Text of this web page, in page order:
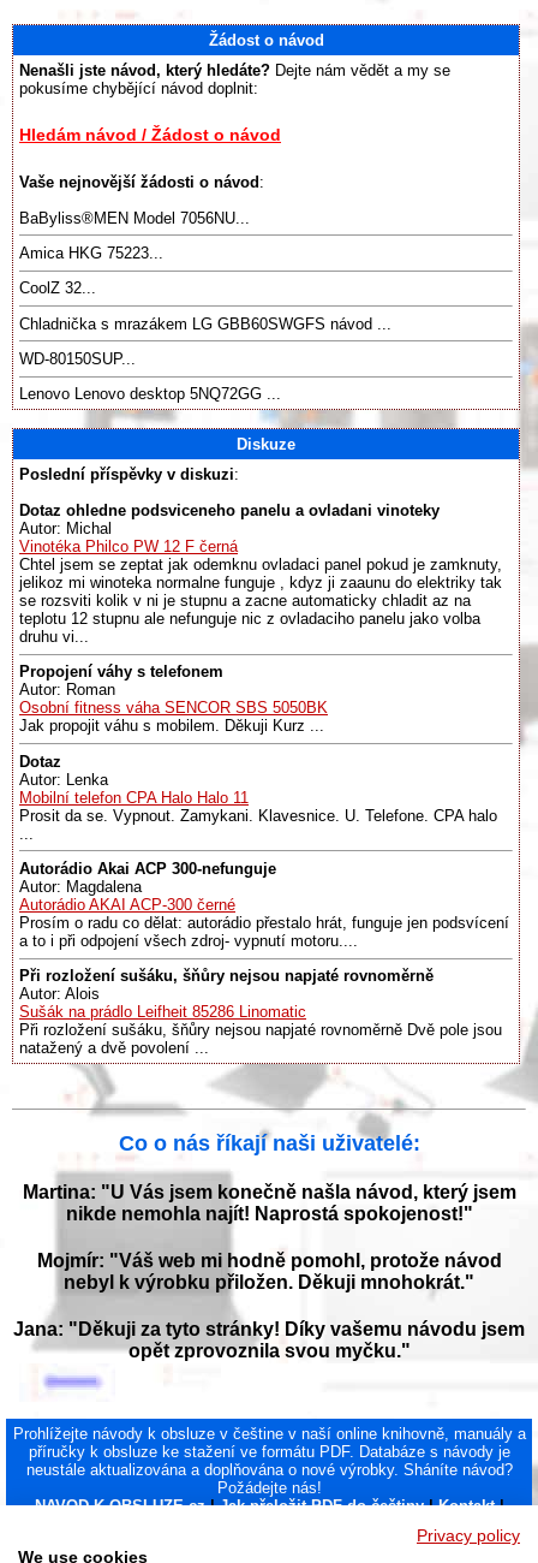
Žádost o návod
Nenašli jste návod, který hledáte? Dejte nám vědět a my se
pokusíme chybějící návod doplnit:
Hledám návod / Žádost o návod
Vaše nejnovější žádosti o návod :
BaByliss®️MEN Model 7056NU...
Amica HKG 75223...
CoolZ 32...
Chladnička s mrazákem LG GBB60SWGFS návod ...
WD-80150SUP...
Lenovo Lenovo desktop 5NQ72GG ...
Diskuze
Poslední příspěvky v diskuzi:
Dotaz ohledne podsviceneho panelu a ovladani vinoteky
Autor: Michal
Vinotéka Philco PW 12 F černá
Chtel jsem se zeptat jak odemknu ovladaci panel pokud je zamknuty,
jelikoz mi winoteka normalne funguje , kdyz ji zaaunu do elektriky tak
se rozsviti kolik v ni je stupnu a zacne automaticky chladit az na
teplotu 12 stupnu ale nefunguje nic z ovladaciho panelu jako volba
druhu vi...
Propojení váhy s telefonem
Autor: Roman
Osobní fitness váha SENCOR SBS 5050BK
Jak propojit váhu s mobilem. Děkuji Kurz ...
Dotaz
Autor: Lenka
Mobilní telefon CPA Halo Halo 11
Prosit da se. Vypnout. Zamykani. Klavesnice. U. Telefone. CPA halo
Autorádio Akai ACP 300-nefunguje
Autor: Magdalena
Autorádio AKAI ACP-300 černé
Prosím o radu co dělat: autorádio přestalo hrát, funguje jen podsvícení
a to i při odpojení všech zdroj- vypnutí motoru....
Při rozložení sušáku, šňůry nejsou napjaté rovnoměrně
Autor: Alois
Sušák na prádlo Leifheit 85286 Linomatic
Při rozložení sušáku, šňůry nejsou napjaté rovnoměrně Dvě pole jsou
natažený a dvě povolení ...
Co o nás říkají naši uživatelé:
Martina: "U Vás jsem konečně našla návod, který jsem
nikde nemohla najít! Naprostá spokojenost!"
Mojmír: "Váš web mi hodně pomohl, protože návod
nebyl k výrobku přiložen. Děkuji mnohokrát."
Jana: "Děkuji za tyto stránky! Díky vašemu návodu jsem
opět zprovoznila svou myčku."
Prohlížejte návody k obsluze v češtine v naší online knihovně, manuály a
příručky k obsluze ke stažení ve formátu PDF. Databáze s návody je
neustále aktualizována a doplňována o nové výrobky. Sháníte návod?
Požádejte nás!
NAVOD-K-OBSLUZE.cz|Jak přeložit PDF do češtiny|Kontakt |
Privacy policy
We use cookies